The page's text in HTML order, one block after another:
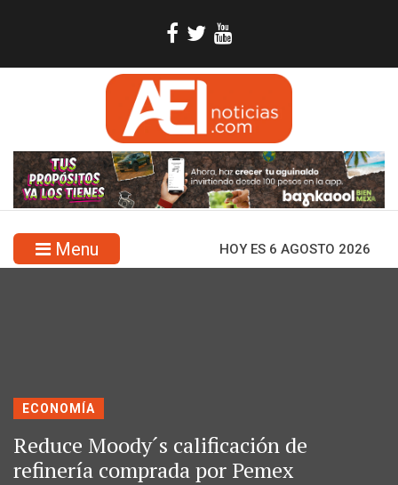
Menu HOY ES 6 AGOSTO 2026
ECONOMÍA
Reduce Moody´s calificación de
refinería comprada por Pemex